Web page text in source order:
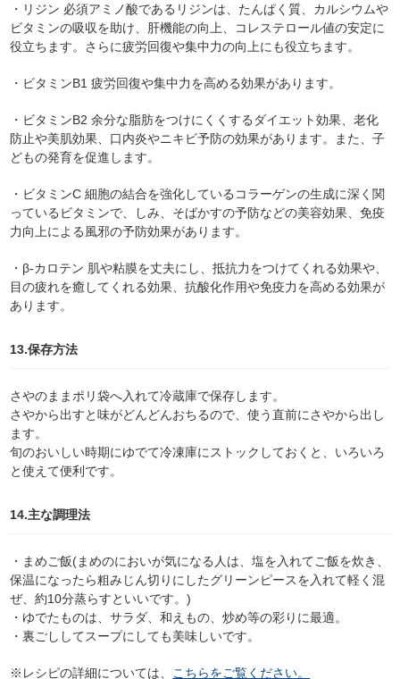
・リジン 必須アミノ酸であるリジンは、たんぱく質、カルシウムや
ビタミンの吸収を助け、肝機能の向上、コレステロール値の安定に
役立ちます。さらに疲労回復や集中力の向上にも役立ちます。
・ビタミンB1 疲労回復や集中力を高める効果があります。
・ビタミンB2 余分な脂肪をつけにくくするダイエット効果、老化
防止や美肌効果、口内炎やニキビ予防の効果があります。また、子
どもの発育を促進します。
・ビタミンC 細胞の結合を強化しているコラーゲンの生成に深く関
っているビタミンで、しみ、そばかすの予防などの美容効果、免疫
力向上による風邪の予防効果があります。
・β‐カロテン 肌や粘膜を丈夫にし、抵抗力をつけてくれる効果や、
目の疲れを癒してくれる効果、抗酸化作用や免疫力を高める効果が
あります。
13.保存方法
さやのままポリ袋へ入れて冷蔵庫で保存します。
さやから出すと味がどんどんおちるので、使う直前にさやから出し
ます。
旬のおいしい時期にゆでて冷凍庫にストックしておくと、いろいろ
と使えて便利です。
14.主な調理法
・まめご飯(まめのにおいが気になる人は、塩を入れてご飯を炊き、
保温になったら粗みじん切りにしたグリーンピースを入れて軽く混
ぜ、約10分蒸らすといいです。)
・ゆでたものは、サラダ、和えもの、炒め等の彩りに最適。
・裏ごししてスープにしても美味しいです。
※レシピの詳細については、 こちらをご覧ください。